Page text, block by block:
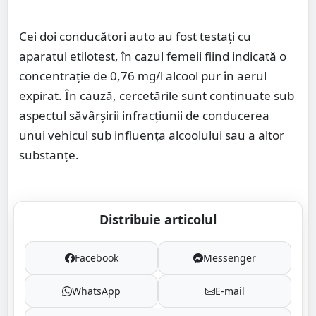
Cei doi conducători auto au fost testați cu
aparatul etilotest, în cazul femeii fiind indicată o
concentrație de 0,76 mg/l alcool pur în aerul
expirat. În cauză, cercetările sunt continuate sub
aspectul săvârșirii infracțiunii de conducerea
unui vehicul sub influența alcoolului sau a altor
substanțe.
Distribuie articolul
Facebook Messenger
WhatsApp E-mail